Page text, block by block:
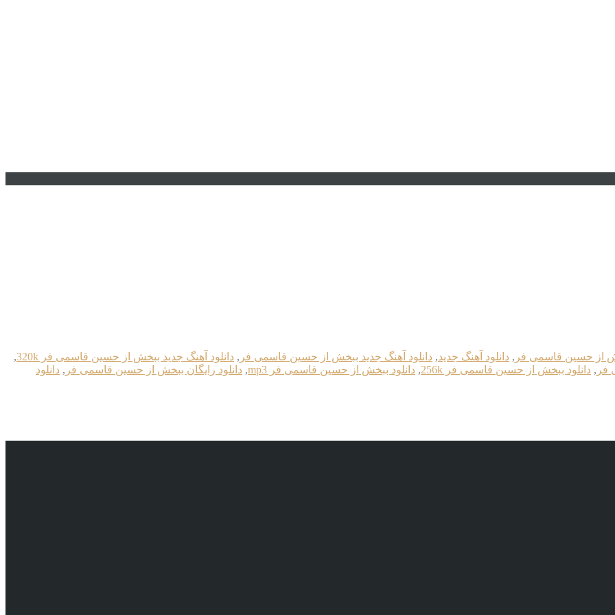
از حسین قاسمی فر , دانلود آهنگ جدید, دانلود آهنگ جدید ببخش از حسین قاسمی فر , دانلود آهنگ جدید ببخش از حسین قاسمی فر 320k
,
فر , دانلود ببخش از حسین قاسمی فر 256k , دانلود ببخش از حسین قاسمی فر mp3 , دانلود رایگان ببخش از حسین قاسمی فر , دانلود